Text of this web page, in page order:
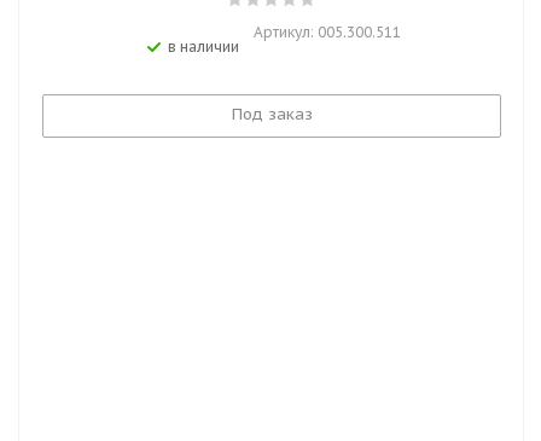
в наличии
Артикул: 005.300.511
Под заказ